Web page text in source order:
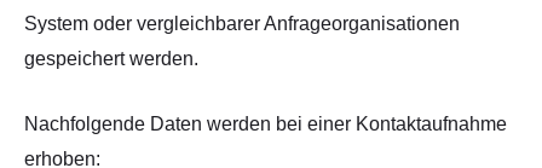
System oder vergleichbarer Anfrageorganisationen
gespeichert werden.
Nachfolgende Daten werden bei einer Kontaktaufnahme
erhoben: